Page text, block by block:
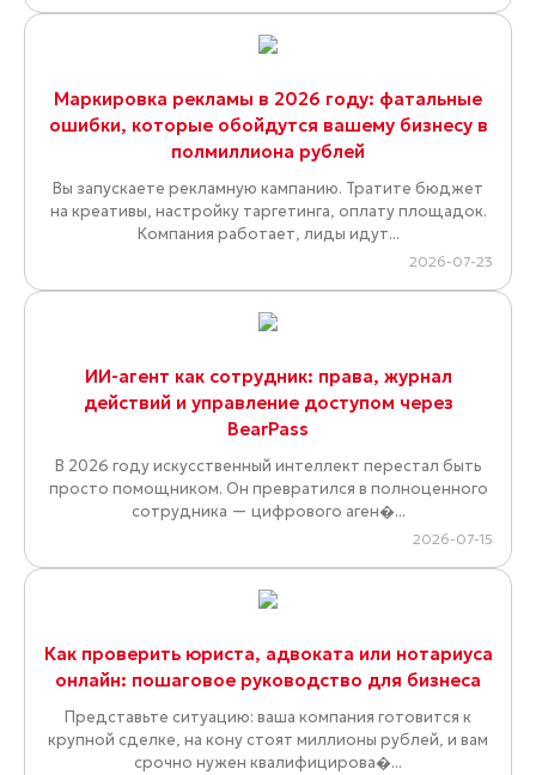
Маркировка рекламы в 2026 году: фатальные
ошибки, которые обойдутся вашему бизнесу в
полмиллиона рублей
Вы запускаете рекламную кампанию. Тратите бюджет
на креативы, настройку таргетинга, оплату площадок.
Компания работает, лиды идут...
2026-07-23
ИИ-агент как сотрудник: права, журнал
действий и управление доступом через
BearPass
В 2026 году искусственный интеллект перестал быть
просто помощником. Он превратился в полноценного
сотрудника — цифрового аген�...
2026-07-15
Как проверить юриста, адвоката или нотариуса
онлайн: пошаговое руководство для бизнеса
Представьте ситуацию: ваша компания готовится к
крупной сделке, на кону стоят миллионы рублей, и вам
срочно нужен квалифицирова�...